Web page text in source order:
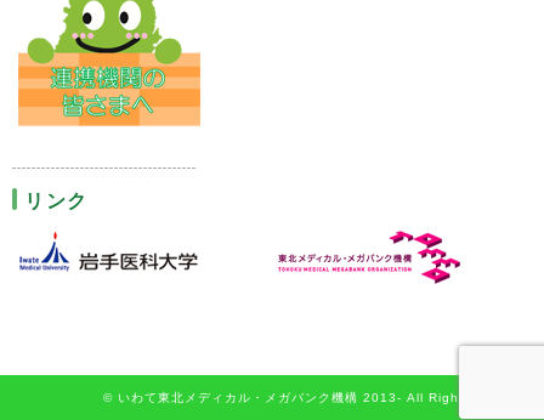
リンク
© いわて東北メディカル・メガバンク機構 2013- All Rights Reserved.